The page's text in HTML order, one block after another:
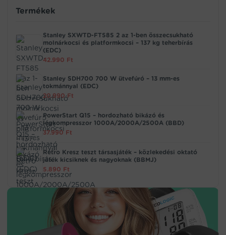
Termékek
Stanley SXWTD-FT585 2 az 1-ben összecsukható
molnárkocsi és platformkocsi – 137 kg teherbírás
(EDC)
42.990 Ft
Stanley SDH700 700 W ütvefúró – 13 mm-es
tokmánnyal (EDC)
20.990Ft
PowerStart Q15 – hordozható bikázó és
légkompresszor 1000A/2000A/2500A (BBD)
37.990 Ft
Retro Kresz teszt társasjáték – közlekedési oktató
játék kicsiknek és nagyoknak (BBMJ)
5.890 Ft